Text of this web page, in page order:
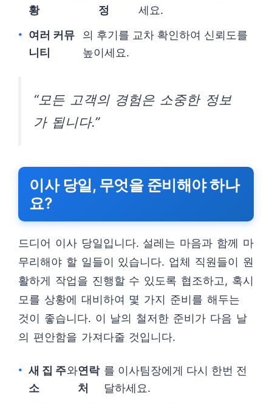
황
정
세요.
여러 커뮤
니티
의 후기를 교차 확인하여 신뢰도를
높이세요.
“모든 고객의 경험은 소중한 정보
가 됩니다.”
이사 당일, 무엇을 준비해야 하나
요?
드디어 이사 당일입니다. 설레는 마음과 함께 마
무리해야 할 일들이 있습니다. 업체 직원들이 원
활하게 작업을 진행할 수 있도록 협조하고, 혹시
모를 상황에 대비하여 몇 가지 준비를 해두는
것이 좋습니다. 이 날의 철저한 준비가 다음 날
의 편안함을 가져다줄 것입니다.
새 집 주
소
와연락
처
를 이사팀장에게 다시 한번 전
달하세요.